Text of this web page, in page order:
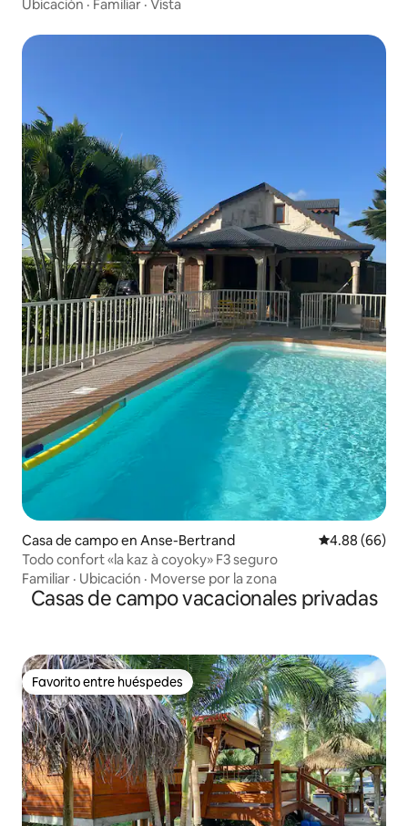
Ubicación · Familiar · Vista
Casa de campo en Anse-Bertrand Calificación
4.88 (66)
Todo confort «la kaz à coyoky» F3 seguro
Familiar · Ubicación · Moverse por la zona
Casas de campo vacacionales privadas
Favorito entre huéspedes
Favorito entre huéspedes